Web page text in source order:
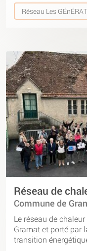
Réseau Les
Réseau de
Commune de
Le réseau de
Gramat et porté par
transition